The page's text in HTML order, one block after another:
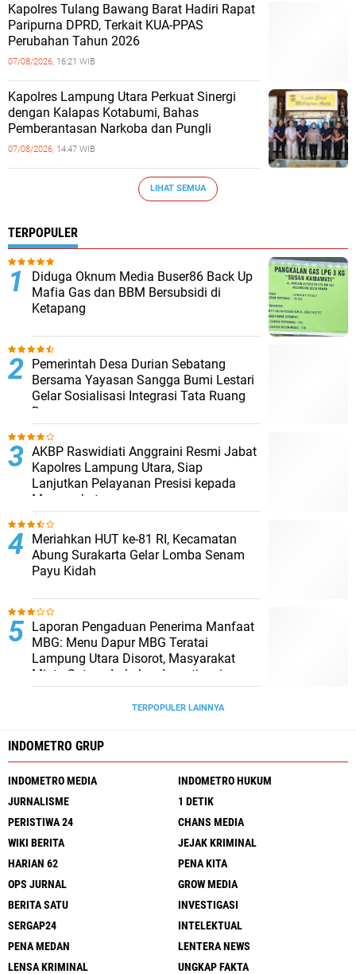
Kapolres Tulang Bawang Barat Hadiri Rapat
Paripurna DPRD, Terkait KUA-PPAS
Perubahan Tahun 2026
07/08/2026, 16:21 WIB
Kapolres Lampung Utara Perkuat Sinergi
dengan Kalapas Kotabumi, Bahas
Pemberantasan Narkoba dan Pungli
07/08/2026, 14:47 WIB
LIHAT SEMUA
TERPOPULER
Diduga Oknum Media Buser86 Back Up
Mafia Gas dan BBM Bersubsidi di
Ketapang
Pemerintah Desa Durian Sebatang
Bersama Yayasan Sangga Bumi Lestari
Gelar Sosialisasi Integrasi Tata Ruang
Desa
AKBP Raswidiati Anggraini Resmi Jabat
Kapolres Lampung Utara, Siap
Lanjutkan Pelayanan Presisi kepada
Masyarakat
Meriahkan HUT ke-81 RI, Kecamatan
Abung Surakarta Gelar Lomba Senam
Payu Kidah
Laporan Pengaduan Penerima Manfaat
MBG: Menu Dapur MBG Teratai
Lampung Utara Disorot, Masyarakat
Minta Satgas Lakukan Investigasi
TERPOPULER LAINNYA
INDOMETRO GRUP
INDOMETRO MEDIA
INDOMETRO HUKUM
JURNALISME
1 DETIK
PERISTIWA 24
CHANS MEDIA
WIKI BERITA
JEJAK KRIMINAL
HARIAN 62
PENA KITA
OPS JURNAL
GROW MEDIA
BERITA SATU
INVESTIGASI
SERGAP24
INTELEKTUAL
PENA MEDAN
LENTERA NEWS
LENSA KRIMINAL
UNGKAP FAKTA